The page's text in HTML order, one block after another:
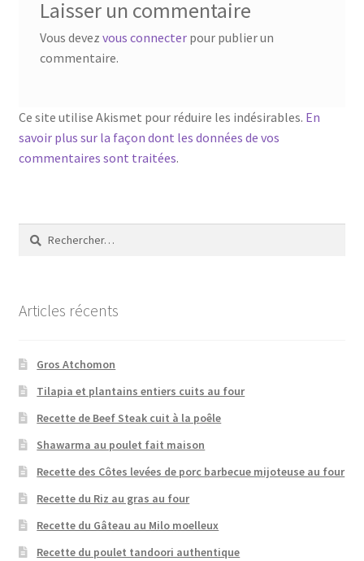
Laisser un commentaire
Vous devez vous connecterpour publier un
commentaire.
Ce site utilise Akismet pour réduire les indésirables. En
savoir plus sur la façon dont les données de vos
commentaires sont traitées.
Rechercher :
Articles récents
Gros Atchomon
Tilapia et plantains entiers cuits au four
Recette de Beef Steak cuit à la poêle
Shawarma au poulet fait maison
Recette des Côtes levées de porc barbecue mijoteuse au four
Recette du Riz au gras au four
Recette du Gâteau au Milo moelleux
Recette du poulet tandoori authentique